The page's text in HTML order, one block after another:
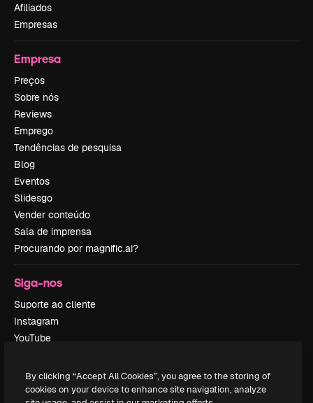
Afiliados
Empresas
Empresa
Preços
Sobre nós
Reviews
Emprego
Tendências de pesquisa
Blog
Eventos
Slidesgo
Vender conteúdo
Sala de imprensa
Procurando por magnific.ai?
Siga-nos
Suporte ao cliente
Instagram
YouTube
TikTok
Discord
By clicking “Accept All Cookies”, you agree to the storing of
cookies on your device to enhance site navigation, analyze